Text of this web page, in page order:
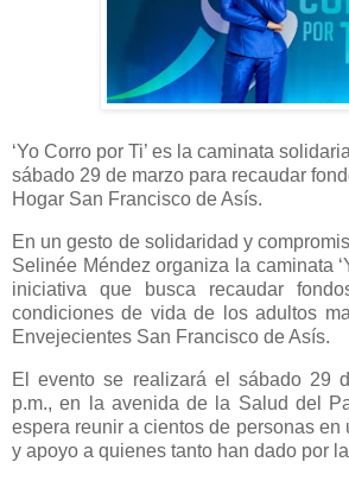
‘Yo Corro por Ti’ es la caminata
sábado 29 de marzo para recaudar
Hogar San Francisco de Asís.
En un gesto de solidaridad y
Selinée Méndez organiza la caminata
iniciativa que busca recaudar
condiciones de vida de los adultos
Envejecientes San Francisco de Asís.
El evento se realizará el sábado 29
p.m., en la avenida de la Salud del
espera reunir a cientos de personas en
y apoyo a quienes tanto han dado por